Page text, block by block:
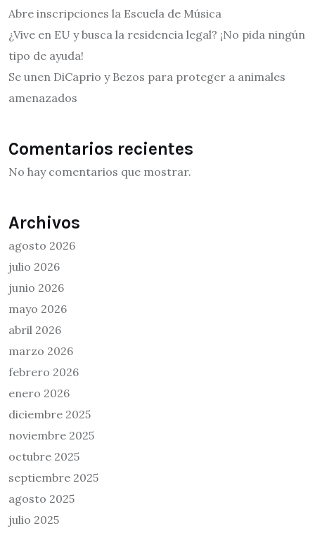
Abre inscripciones la Escuela de Música
¿Vive en EU y busca la residencia legal? ¡No pida ningún
tipo de ayuda!
Se unen DiCaprio y Bezos para proteger a animales
amenazados
Comentarios recientes
No hay comentarios que mostrar.
Archivos
agosto 2026
julio 2026
junio 2026
mayo 2026
abril 2026
marzo 2026
febrero 2026
enero 2026
diciembre 2025
noviembre 2025
octubre 2025
septiembre 2025
agosto 2025
julio 2025